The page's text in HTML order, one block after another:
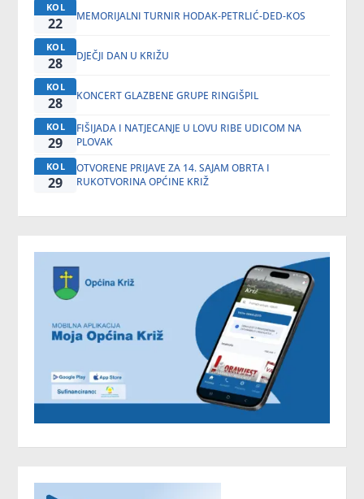
KOL
22 MEMORIJALNI TURNIR HODAK-PETRLIĆ-DED-KOS
KOL
28 DJEČJI DAN U KRIŽU
KOL
28 KONCERT GLAZBENE GRUPE RINGIŠPIL
KOL
29
FIŠIJADA I NATJECANJE U LOVU RIBE UDICOM NA
PLOVAK
KOL
29
OTVORENE PRIJAVE ZA 14. SAJAM OBRTA I
RUKOTVORINA OPĆINE KRIŽ